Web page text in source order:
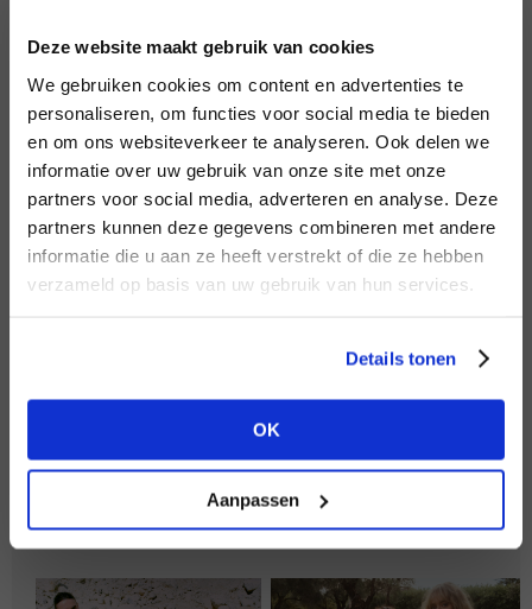
Deze website maakt gebruik van cookies
We gebruiken cookies om content en advertenties te
personaliseren, om functies voor social media te bieden
en om ons websiteverkeer te analyseren. Ook delen we
informatie over uw gebruik van onze site met onze
partners voor social media, adverteren en analyse. Deze
partners kunnen deze gegevens combineren met andere
informatie die u aan ze heeft verstrekt of die ze hebben
verzameld op basis van uw gebruik van hun services.
Details tonen
OK
Aanpassen
INLOGGEN
Wachtwoord
INLOGGEN
NOG GEEN ACCOUNT?
HEB JE NOG GEEN
ACCOUNT?
aan of bekijk de andere mogelijkheden.
BEKIJK ALLE OPTIES
MERK
Circle of Trust
Aimée the Label
MERK
MERK
Knit-ted